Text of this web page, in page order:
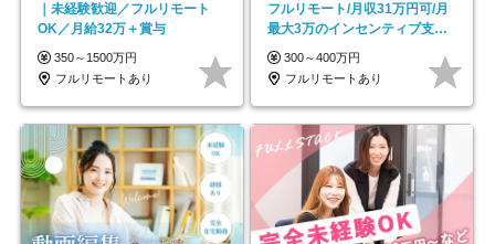
｜未経験歓迎／フルリモート
OK／月給32万＋賞与
350～1500万円
フルリモートあり
フルリモート/月収31万円可/月
最大3万のインセンティブ支給/
平均年齢33歳
300～400万円
フルリモートあり